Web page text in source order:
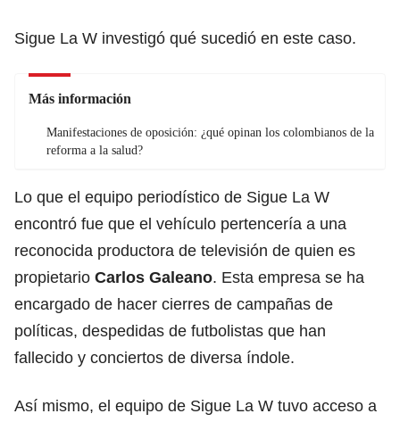
Sigue La W investigó qué sucedió en este caso.
Más información
Manifestaciones de oposición: ¿qué opinan los colombianos de la
reforma a la salud?
Lo que el equipo periodístico de Sigue La W
encontró fue que el vehículo pertencería a una
reconocida productora de televisión de quien es
propietario Carlos Galeano. Esta empresa se ha
encargado de hacer cierres de campañas de
políticas, despedidas de futbolistas que han
fallecido y conciertos de diversa índole.
Así mismo, el equipo de Sigue La W tuvo acceso a